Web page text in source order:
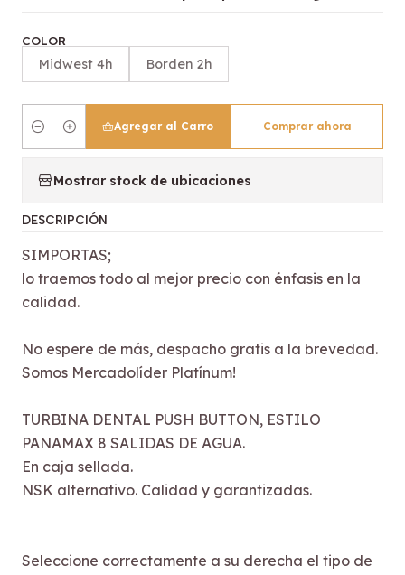
COLOR
Midwest 4h Borden 2h
Cantidad
Agregar al Carro Comprar ahora
Mostrar stock de ubicaciones
DESCRIPCIÓN
SIMPORTAS;
lo traemos todo al mejor precio con énfasis en la
calidad.
No espere de más, despacho gratis a la brevedad.
Somos Mercadolíder Platínum!
TURBINA DENTAL PUSH BUTTON, ESTILO
PANAMAX 8 SALIDAS DE AGUA.
En caja sellada.
NSK alternativo. Calidad y garantizadas.
Seleccione correctamente a su derecha el tipo de